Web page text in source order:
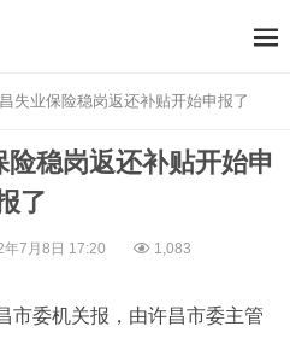
失业保险稳岗返还补贴开始申报了
稳岗返还补贴开始申
了
7月8日 17:20 1,083
市委机关报，由许昌市委主管